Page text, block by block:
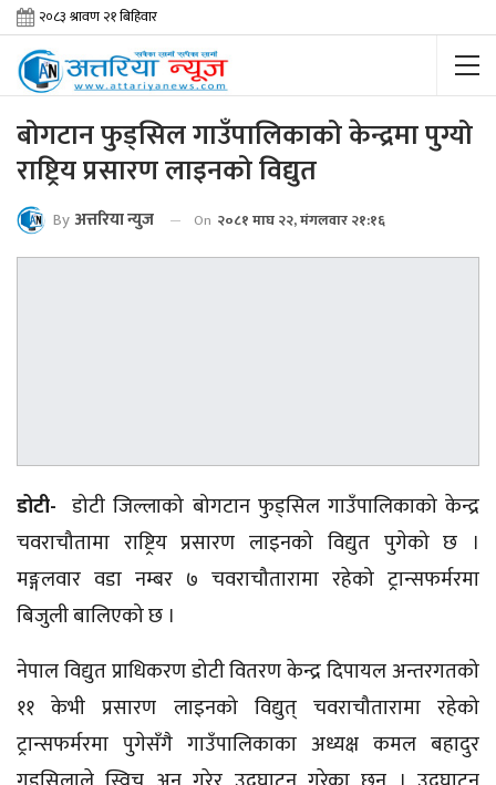
बोगटान फुड्सिल गाउँपालिकाको केन्द्रमा पुग्यो
राष्ट्रिय प्रसारण लाइनको विद्युत
By अत्तरिया न्युज On २०८१ माघ २२, मंगलवार २१:१६
डोटी- डोटी जिल्लाको बोगटान फुड्सिलगाउँपालिकाको केन्द्र
चवराचौतामा राष्ट्रिय प्रसारण लाइनको विद्युत पुगेको छ ।
मङ्गलवार वडा नम्बर ७ चवराचौतारामा रहेको ट्रान्सफर्मरमा
बिजुली बालिएको छ ।
नेपाल विद्युत प्राधिकरण डोटी वितरण केन्द्र दिपायल अन्तरगतको
११केभी प्रसारण लाइनको विद्युत् चवराचौतारामारहेको
ट्रान्सफर्मरमा पुगेसँगै गाउँपालिकाका अध्यक्ष कमल बहादुर